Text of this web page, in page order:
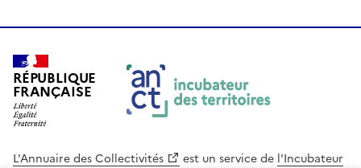
RÉPUBLIQUE
FRANÇAISE
L'Annuaire des Collectivités est un service de l'Incubateur